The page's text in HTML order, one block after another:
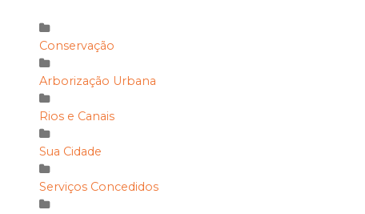
Conservação
Arborização Urbana
Rios e Canais
Sua Cidade
Serviços Concedidos